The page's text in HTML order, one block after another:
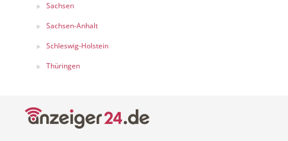
Sachsen
Sachsen-Anhalt
Schleswig-Holstein
Thüringen